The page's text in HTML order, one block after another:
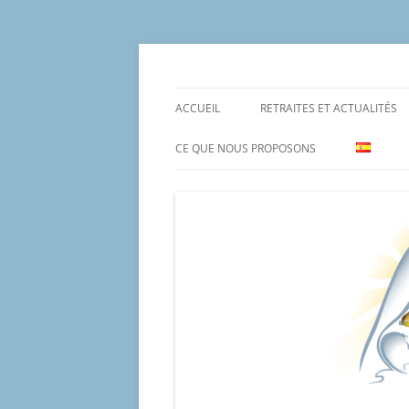
Aller
ACCUEIL RETRAITES ET ACTUALITÉS
CE QUE NOUS PROPOSONS